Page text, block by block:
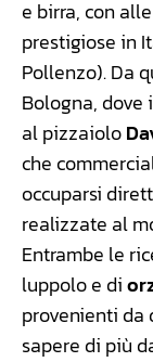
e birra, con
prestigiose in
Pollenzo). Da
Bologna,
al pizzaiolo
che
occuparsi
realizzate al
Entrambe le
luppolo e di
provenienti da
sapere di più